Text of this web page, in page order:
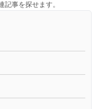
事を探せます。